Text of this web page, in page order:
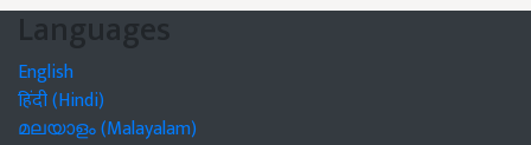
Languages
English
हिंदी (Hindi)
മലയാളം (Malayalam)